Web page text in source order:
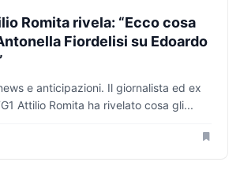
Romita rivela: “Ecco cosa
Fiordelisi su Edoardo
e anticipazioni. Il giornalista ed ex
Attilio Romita ha rivelato cosa gli...